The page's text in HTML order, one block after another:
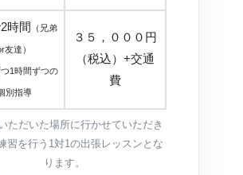
時間 （兄弟
友達）
1時間ずつの
別指導
３５，０００円
（税込）+交通
費
ただいた場所に行かせていただき
習を行う1対1の出張レッスンとな
ります。